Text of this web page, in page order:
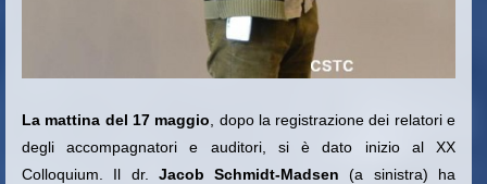
La mattina del 17 maggio , dopo la registrazione dei relatori e
degli accompagnatori e auditori, si è dato inizio al XX
Colloquium. Il dr.
Jacob Schmidt-Madsen (a sinistra) ha